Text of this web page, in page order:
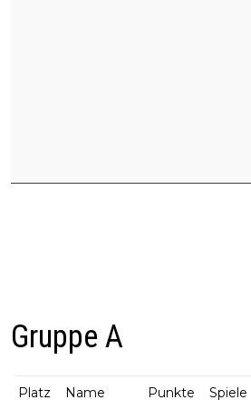
Gruppe A
Platz Name Punkte Spiele